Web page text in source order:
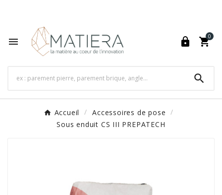
  
0

Accueil
Accessoires de pose
Sous enduit CS III PREPATECH